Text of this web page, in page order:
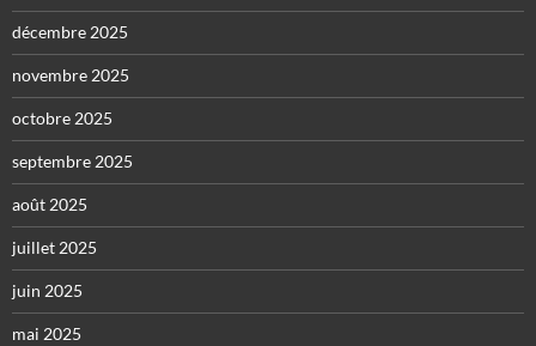
décembre 2025
novembre 2025
octobre 2025
septembre 2025
août 2025
juillet 2025
juin 2025
mai 2025